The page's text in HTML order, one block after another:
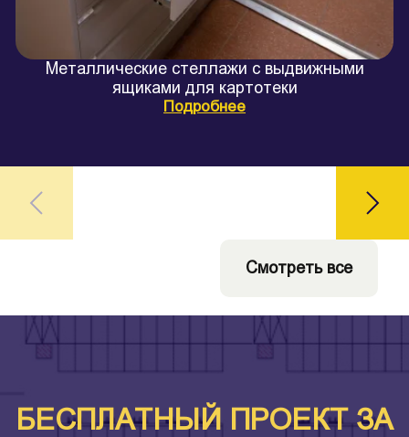
Металлические стеллажи с выдвижными
ящиками для картотеки
Подробнее
Смотреть все
БЕСПЛАТНЫЙ ПРОЕКТ ЗА